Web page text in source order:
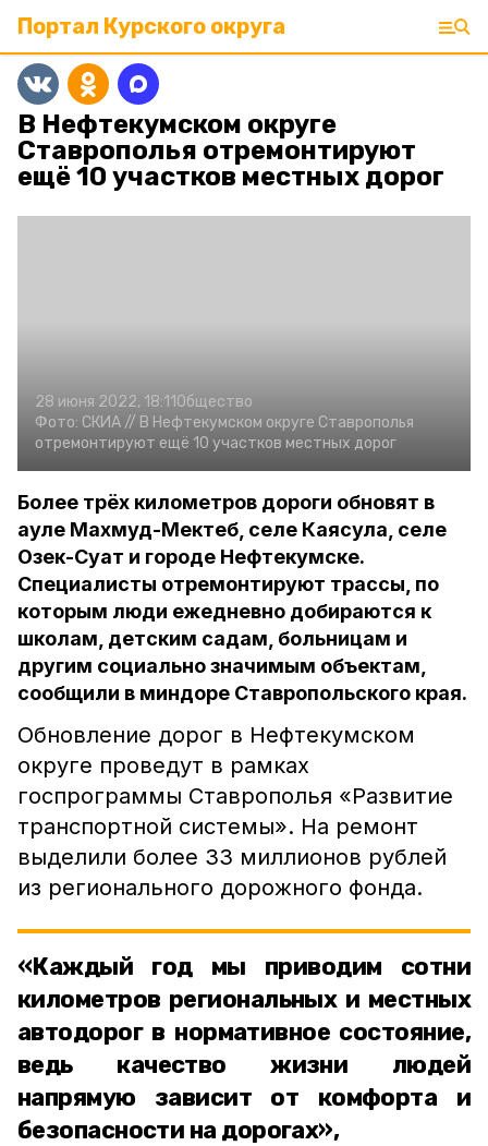
Портал Курского округа
В Нефтекумском округе
Ставрополья отремонтируют
ещё 10 участков местных дорог
28 июня 2022, 18:11Общество
Фото: СКИА // В Нефтекумском округе Ставрополья
отремонтируют ещё 10 участков местных дорог
Более трёх километров дороги обновят в
ауле Махмуд-Мектеб, селе Каясула, селе
Озек-Суат и городе Нефтекумске.
Специалисты отремонтируют трассы, по
которым люди ежедневно добираются к
школам, детским садам, больницам и
другим социально значимым объектам,
сообщили в миндоре Ставропольского края.
Обновление дорог в Нефтекумском
округе проведут в рамках
госпрограммы Ставрополья «Развитие
транспортной системы». На ремонт
выделили более 33 миллионов рублей
из регионального дорожного фонда.
«Каждый год мы приводим сотни
километров региональных и местных
автодорог в нормативное состояние,
ведь качество жизни людей
напрямую зависит от комфорта и
безопасности на дорогах»,